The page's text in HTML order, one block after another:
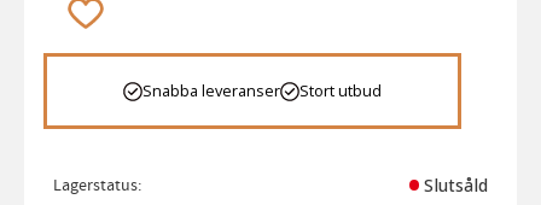
Lägg till i favoriter
Snabba leveranser Stort utbud
Lagerstatus
Slutsåld